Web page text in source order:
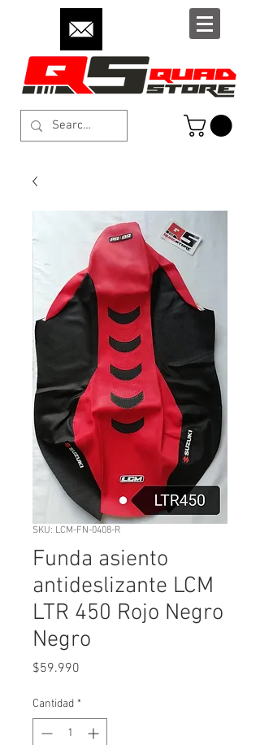
SKU: LCM-FN-0408-R
Funda asiento
antideslizante LCM
LTR 450 Rojo Negro
Negro
$59.990
Cantidad *